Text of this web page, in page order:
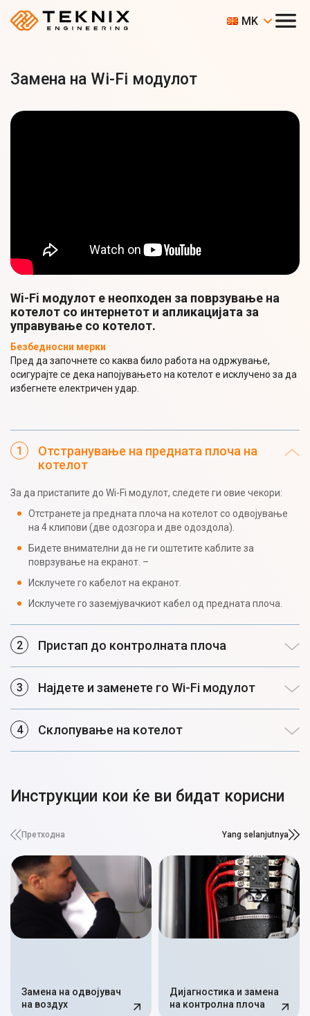
MK
Замена на Wi-Fi модулот
Wi-Fi модулот е неопходен за поврзување на
котелот со интернетот и апликацијата за
управување со котелот.
Безбедносни мерки
Пред да започнете со каква било работа на одржување,
осигурајте се дека напојувањето на котелот е исклучено за да
избегнете електричен удар.
Отстранување на предната плоча на
котелот
За да пристапите до Wi-Fi модулот, следете ги овие чекори:
Отстранете ја предната плоча на котелот со одвојување
на 4 клипови (две одозгора и две одоздола).
Бидете внимателни да не ги оштетите каблите за
поврзување на екранот. –
Исклучете го кабелот на екранот.
Исклучете го заземјувачкиот кабел од предната плоча.
Пристап до контролната плоча
Најдете и заменете го Wi-Fi модулот
Склопување на котелот
Инструкции кои ќе ви бидат корисни
Претходна Yang selanjutnya
Замена на одвојувач
на воздух
Дијагностика и замена
на контролна плоча